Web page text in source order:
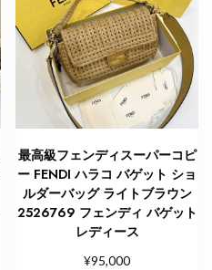
最高級フェンディスーパーコピ
ー FENDI ハラコ バゲット ショ
ルダーバッグ ライトブラウン
2526769 フェンディ バゲット
レディース
¥95,000